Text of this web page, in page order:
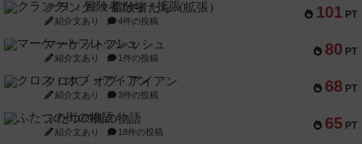
101 PT
クランク! ：冒険者たち（拡張）
紹介文あり 4件の投稿
80 PT
マーケットフレッシュ
紹介文あり 1件の投稿
68 PT
クロス・オブ・アイアン
紹介文あり 3件の投稿
65 PT
ふたつの街の物語
紹介文あり 18件の投稿